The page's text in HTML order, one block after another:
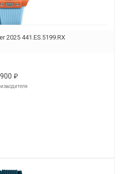
2025 441.ES.5199.RX
₽